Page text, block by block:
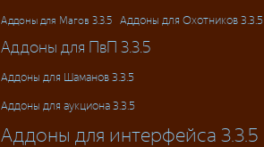
Аддоны для Магов 3.3.5 Аддоны для Охотников 3.3.5
Аддоны для ПвП 3.3.5
Аддоны для Шаманов 3.3.5
Аддоны для аукциона 3.3.5
Аддоны для интерфейса 3.3.5